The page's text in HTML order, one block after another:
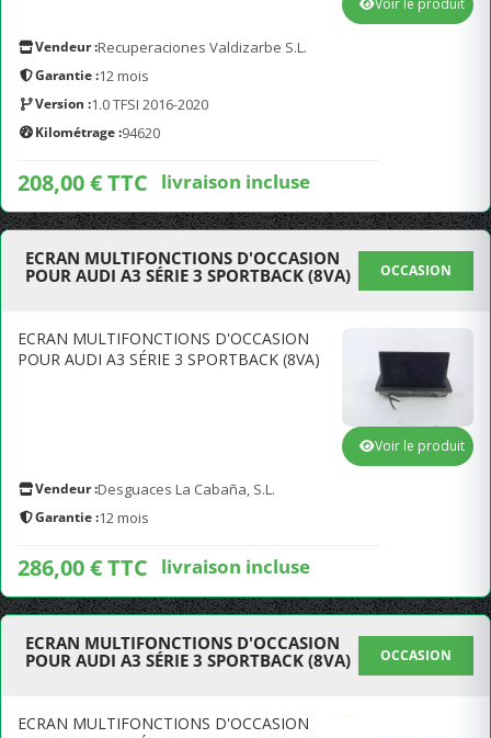
Vendeur :Recuperaciones Valdizarbe S.L.
Garantie :12 mois
Version :1.0 TFSI 2016-2020
Kilométrage :94620
208,00 € TTC livraison incluse
Voir le produit
ECRAN MULTIFONCTIONS D'OCCASION
POUR AUDI A3 SÉRIE 3 SPORTBACK (8VA)
OCCASION
ECRAN MULTIFONCTIONS D'OCCASION
POUR AUDI A3 SÉRIE 3 SPORTBACK (8VA)
Vendeur :Desguaces La Cabaña, S.L.
Garantie :12 mois
286,00 € TTC livraison incluse
Voir le produit
ECRAN MULTIFONCTIONS D'OCCASION
POUR AUDI A3 SÉRIE 3 SPORTBACK (8VA)
OCCASION
ECRAN MULTIFONCTIONS D'OCCASION